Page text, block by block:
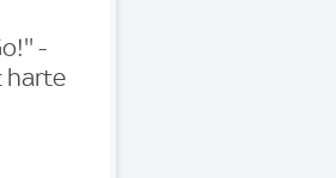
-
harte